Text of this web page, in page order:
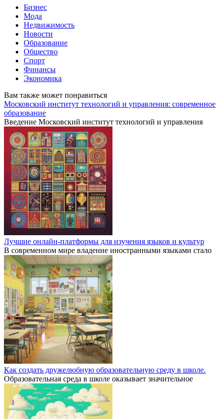
Бизнес
Мода
Недвижимость
Новости
Образование
Общество
Спорт
Финансы
Экономика
Вам также может понравиться
Московский институт технологий и управления: современное
образование
Введение Московский институт технологий и управления
Лучшие онлайн-платформы для изучения языков и культур
В современном мире владение иностранными языками стало
Как создать дружелюбную образовательную среду в школе.
Образовательная среда в школе оказывает значительное